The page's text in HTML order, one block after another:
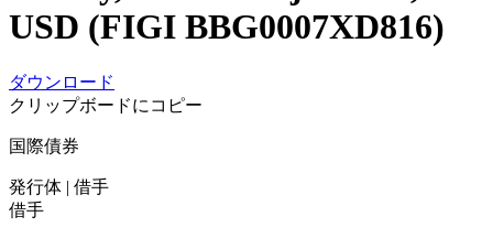
USD (FIGI BBG0007XD816)
ダウンロード
クリップボードにコピー
国際債券
発行体 | 借手
借手